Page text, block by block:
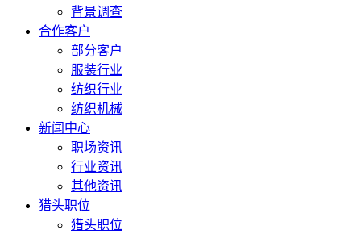
背景调查
合作客户
部分客户
服装行业
纺织行业
纺织机械
新闻中心
职场资讯
行业资讯
其他资讯
猎头职位
猎头职位